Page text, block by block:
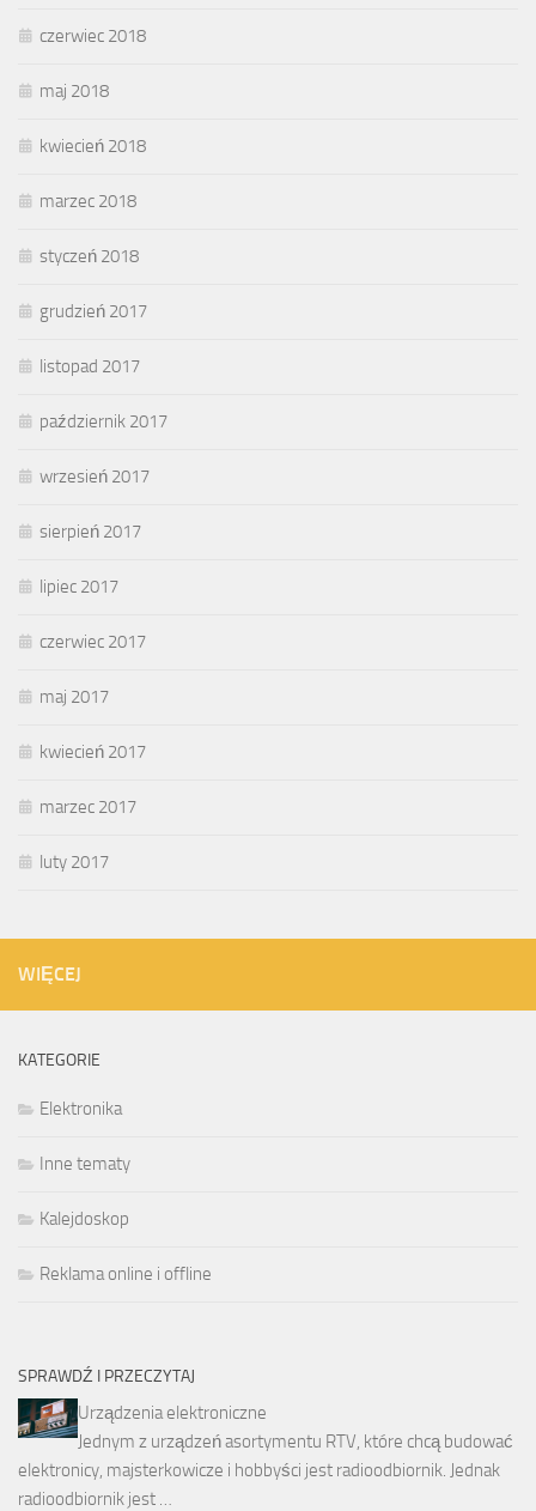
czerwiec 2018
maj 2018
kwiecień 2018
marzec 2018
styczeń 2018
grudzień 2017
listopad 2017
październik 2017
wrzesień 2017
sierpień 2017
lipiec 2017
czerwiec 2017
maj 2017
kwiecień 2017
marzec 2017
luty 2017
WIĘCEJ
KATEGORIE
Elektronika
Inne tematy
Kalejdoskop
Reklama online i offline
SPRAWDŹ I PRZECZYTAJ
Urządzenia elektroniczne
Jednym z urządzeń asortymentu RTV, które chcą budować
elektronicy, majsterkowicze i hobbyści jest radioodbiornik. Jednak
radioodbiornik jest …